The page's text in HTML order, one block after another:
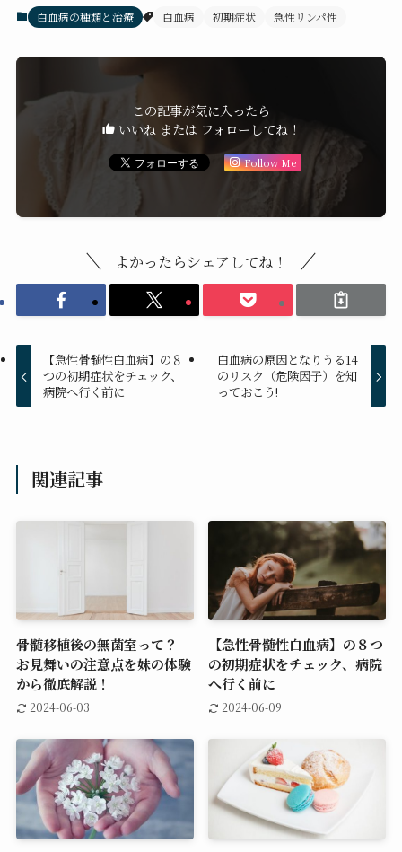
白血病の種類と治療 白血病 初期症状 急性リンパ性
この記事が気に入ったら
いいね または フォローしてね！
Follow Me
よかったらシェアしてね！
【急性骨髄性白血病】の８
つの初期症状をチェック、
病院へ行く前に
白血病の原因となりうる14
のリスク（危険因子）を知
っておこう!
関連記事
骨髄移植後の無菌室って？
お見舞いの注意点を妹の体験
から徹底解説！
2024-06-03
【急性骨髄性白血病】の８つ
の初期症状をチェック、病院
へ行く前に
2024-06-09